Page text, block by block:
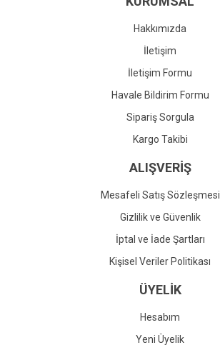
Gönder
Hakkımızda
İletişim
İletişim Formu
Havale Bildirim Formu
Sipariş Sorgula
Kargo Takibi
ALIŞVERİŞ
Mesafeli Satış Sözleşmesi
Gizlilik ve Güvenlik
İptal ve İade Şartları
Kişisel Veriler Politikası
ÜYELİK
Hesabım
Yeni Üyelik